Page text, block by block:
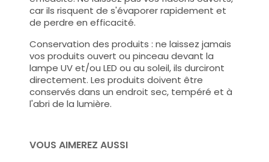
car ils risquent de s'évaporer rapidement et
de perdre en efficacité.
Conservation des produits : ne laissez jamais
vos produits ouvert ou pinceau devant la
lampe UV et/ou LED ou au soleil, ils durciront
directement. Les produits doivent être
conservés dans un endroit sec, tempéré et à
l'abri de la lumière.
VOUS AIMEREZ AUSSI